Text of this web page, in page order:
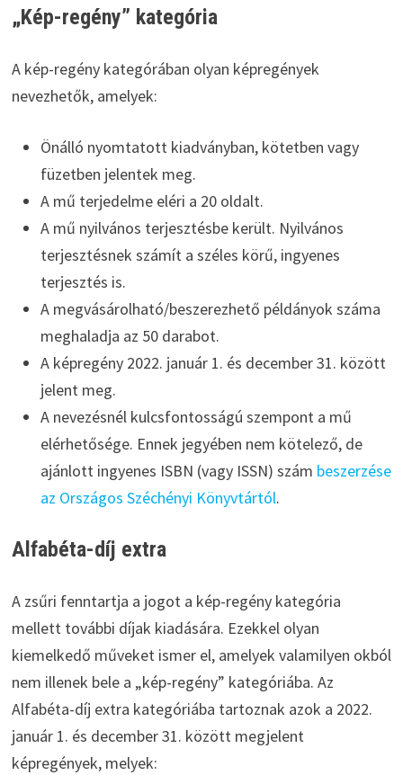
„Kép-regény” kategória
A kép-regény kategórában olyan képregények
nevezhetők, amelyek:
Önálló nyomtatott kiadványban, kötetben vagy
füzetben jelentek meg.
A mű terjedelme eléri a 20 oldalt.
A mű nyilvános terjesztésbe került. Nyilvános
terjesztésnek számít a széles körű, ingyenes
terjesztés is.
A megvásárolható/beszerezhető példányok száma
meghaladja az 50 darabot.
A képregény 2022. január 1. és december 31. között
jelent meg.
A nevezésnél kulcsfontosságú szempont a mű
elérhetősége. Ennek jegyében nem kötelező, de
ajánlott ingyenes ISBN (vagy ISSN) szám beszerzése
az Országos Széchényi Könyvtártól.
Alfabéta-díj extra
A zsűri fenntartja a jogot a kép-regény kategória
mellett további díjak kiadására. Ezekkel olyan
kiemelkedő műveket ismer el, amelyek valamilyen okból
nem illenek bele a „kép-regény” kategóriába. Az
Alfabéta-díj extra kategóriába tartoznak azok a 2022.
január 1. és december 31. között megjelent
képregények, melyek: